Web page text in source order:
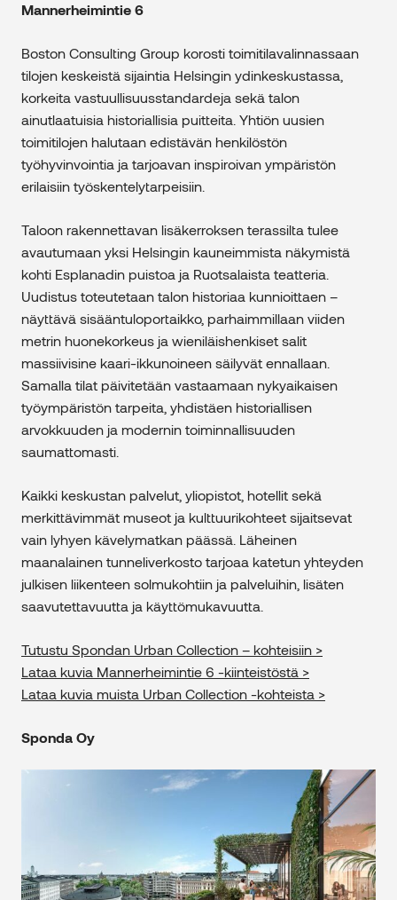
Mannerheimintie 6
Boston Consulting Group korosti toimitilavalinnassaan
tilojen keskeistä sijaintia Helsingin ydinkeskustassa,
korkeita vastuullisuusstandardeja sekä talon
ainutlaatuisia historiallisia puitteita. Yhtiön uusien
toimitilojen halutaan edistävän henkilöstön
työhyvinvointia ja tarjoavan inspiroivan ympäristön
erilaisiin työskentelytarpeisiin.
Taloon rakennettavan lisäkerroksen terassilta tulee
avautumaan yksi Helsingin kauneimmista näkymistä
kohti Esplanadin puistoa ja Ruotsalaista teatteria.
Uudistus toteutetaan talon historiaa kunnioittaen –
näyttävä sisääntuloportaikko, parhaimmillaan viiden
metrin huonekorkeus ja wieniläishenkiset salit
massiivisine kaari-ikkunoineen säilyvät ennallaan.
Samalla tilat päivitetään vastaamaan nykyaikaisen
työympäristön tarpeita, yhdistäen historiallisen
arvokkuuden ja modernin toiminnallisuuden
saumattomasti.
Kaikki keskustan palvelut, yliopistot, hotellit sekä
merkittävimmät museot ja kulttuurikohteet sijaitsevat
vain lyhyen kävelymatkan päässä. Läheinen
maanalainen tunneliverkosto tarjoaa katetun yhteyden
julkisen liikenteen solmukohtiin ja palveluihin, lisäten
saavutettavuutta ja käyttömukavuutta.
Tutustu Spondan Urban Collection – kohteisiin >
Lataa kuvia Mannerheimintie 6 -kiinteistöstä >
Lataa kuvia muista Urban Collection -kohteista >
Sponda Oy